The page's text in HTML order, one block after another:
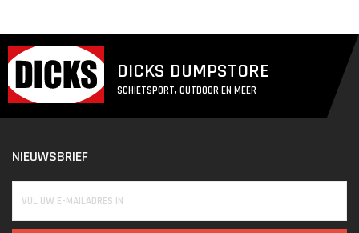
DICKS DUMPSTORE
SCHIETSPORT, OUTDOOR EN MEER
NIEUWSBRIEF